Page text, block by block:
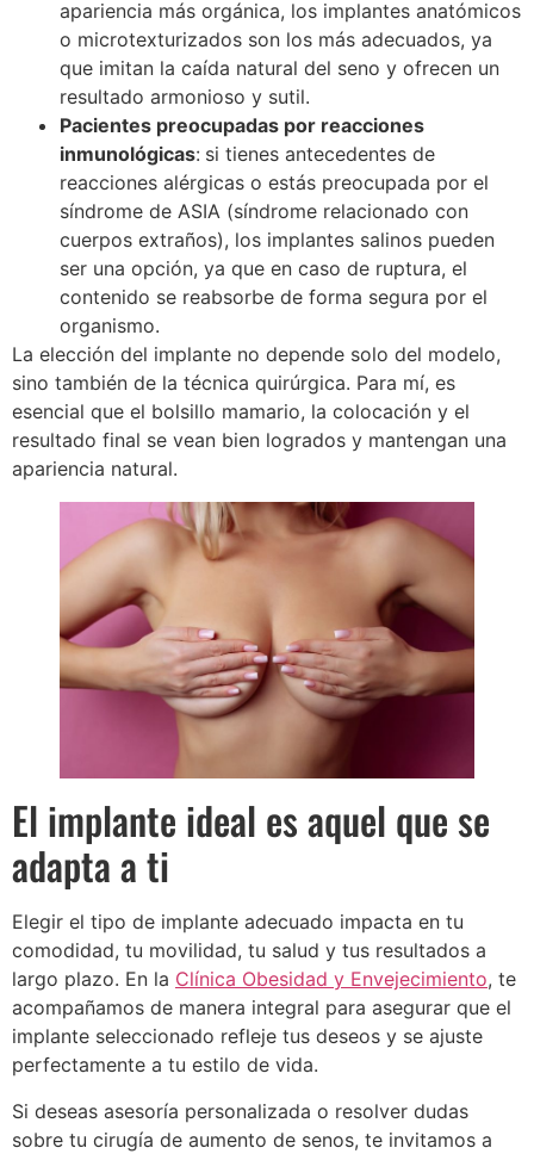
apariencia más orgánica, los implantes anatómicos
o microtexturizados son los más adecuados, ya
que imitan la caída natural del seno y ofrecen un
resultado armonioso y sutil.
Pacientes preocupadas por reacciones
inmunológicas: si tienes antecedentes de
reacciones alérgicas o estás preocupada por el
síndrome de ASIA (síndrome relacionado con
cuerpos extraños), los implantes salinos pueden
ser una opción, ya que en caso de ruptura, el
contenido se reabsorbe de forma segura por el
organismo.
La elección del implante no depende solo del modelo,
sino también de la técnica quirúrgica. Para mí, es
esencial que el bolsillo mamario, la colocación y el
resultado final se vean bien logrados y mantengan una
apariencia natural.
El implante ideal es aquel que se
adapta a ti
Elegir el tipo de implante adecuado impacta en tu
comodidad, tu movilidad, tu salud y tus resultados a
largo plazo. En la Clínica Obesidad y Envejecimiento, te
acompañamos de manera integral para asegurar que el
implante seleccionado refleje tus deseos y se ajuste
perfectamente a tu estilo de vida.
Si deseas asesoría personalizada o resolver dudas
sobre tu cirugía de aumento de senos, te invitamos a